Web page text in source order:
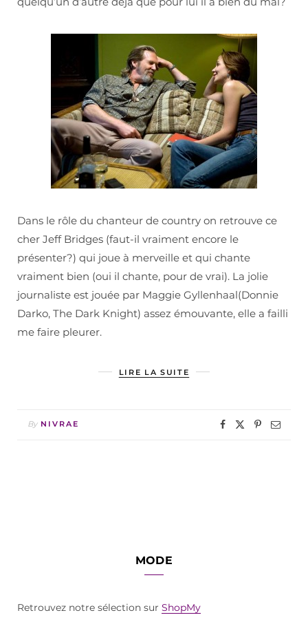
Dans le rôle du chanteur de country on retrouve ce
cher Jeff Bridges (faut-il vraiment encore le
présenter?) qui joue à merveille et qui chante
vraiment bien (oui il chante, pour de vrai). La jolie
journaliste est jouée par Maggie Gyllenhaal(Donnie
Darko, The Dark Knight) assez émouvante, elle a failli
me faire pleurer.
LIRE LA SUITE
By NIVRAE
MODE
Retrouvez notre sélection sur ShopMy